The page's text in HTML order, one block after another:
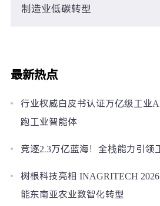
制造业低碳转型
最新热点
行业权威白皮书认证万亿级工业
跑工业智能体
竞逐2.3万亿蓝海！全栈能力引领
树根科技亮相 INAGRITECH
能东南亚农业数智化转型